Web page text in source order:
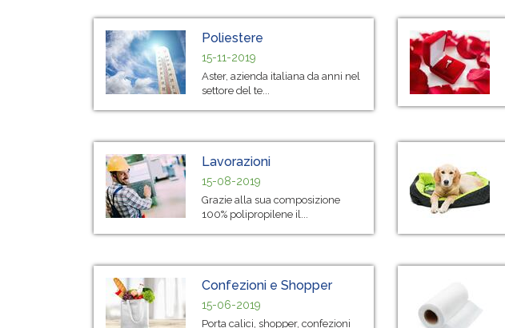
Poliestere
15-11-2019
Aster, azienda italiana da anni nel
settore del te...
Lavorazioni
15-08-2019
Grazie alla sua composizione
100% polipropilene il...
Confezioni e Shopper
15-06-2019
Porta calici, shopper, confezioni